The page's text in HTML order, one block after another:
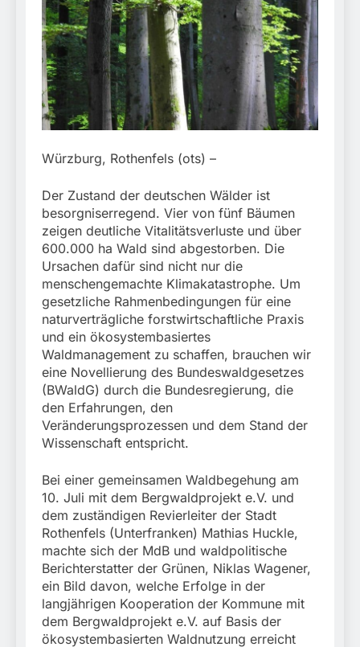
Beinahekollision an
Bahnübergang in Aubing
/ Bundespolizei ermittelt
wegen gefährlichen
Eingriffs in den
Bahnverkehr
5. August 2026
Würzburg, Rothenfels (ots) –
Der Zustand der deutschen Wälder ist
besorgniserregend. Vier von fünf Bäumen
zeigen deutliche Vitalitätsverluste und über
600.000 ha Wald sind abgestorben. Die
Ursachen dafür sind nicht nur die
menschengemachte Klimakatastrophe. Um
gesetzliche Rahmenbedingungen für eine
naturverträgliche forstwirtschaftliche Praxis
und ein ökosystembasiertes
Waldmanagement zu schaffen, brauchen wir
eine Novellierung des Bundeswaldgesetzes
(BWaldG) durch die Bundesregierung, die
den Erfahrungen, den
Veränderungsprozessen und dem Stand der
Wissenschaft entspricht.
Bei einer gemeinsamen Waldbegehung am
10. Juli mit dem Bergwaldprojekt e.V. und
dem zuständigen Revierleiter der Stadt
Rothenfels (Unterfranken) Mathias Huckle,
machte sich der MdB und waldpolitische
Berichterstatter der Grünen, Niklas Wagener,
ein Bild davon, welche Erfolge in der
langjährigen Kooperation der Kommune mit
dem Bergwaldprojekt e.V. auf Basis der
ökosystembasierten Waldnutzung erreicht